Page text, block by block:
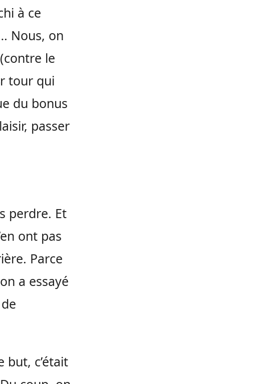
à ce
Nous, on
le
tour qui
du bonus
passer
perdre. Et
ont pas
Parce
a essayé
but, c’était